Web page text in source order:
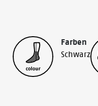
Farben
Schwarz